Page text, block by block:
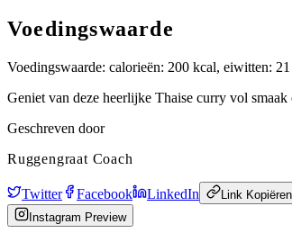
Voedingswaarde
Voedingswaarde: calorieën: 200 kcal, eiwitten:
Geniet van deze heerlijke Thaise curry vol smaak
Geschreven door
Ruggengraat Coach
Twitter Facebook LinkedIn
Link Kopiëren
Instagram Preview